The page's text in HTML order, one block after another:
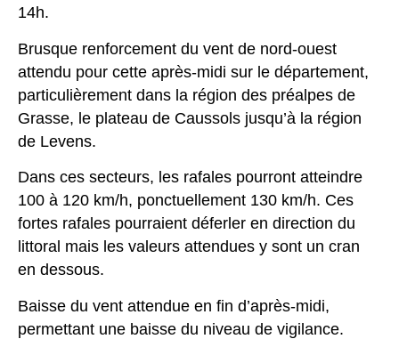
14h.
Brusque renforcement du vent de nord-ouest
attendu pour cette après-midi sur le département,
particulièrement dans la région des préalpes de
Grasse, le plateau de Caussols jusqu’à la région
de Levens.
Dans ces secteurs, les rafales pourront atteindre
100 à 120 km/h, ponctuellement 130 km/h. Ces
fortes rafales pourraient déferler en direction du
littoral mais les valeurs attendues y sont un cran
en dessous.
Baisse du vent attendue en fin d’après-midi,
permettant une baisse du niveau de vigilance.